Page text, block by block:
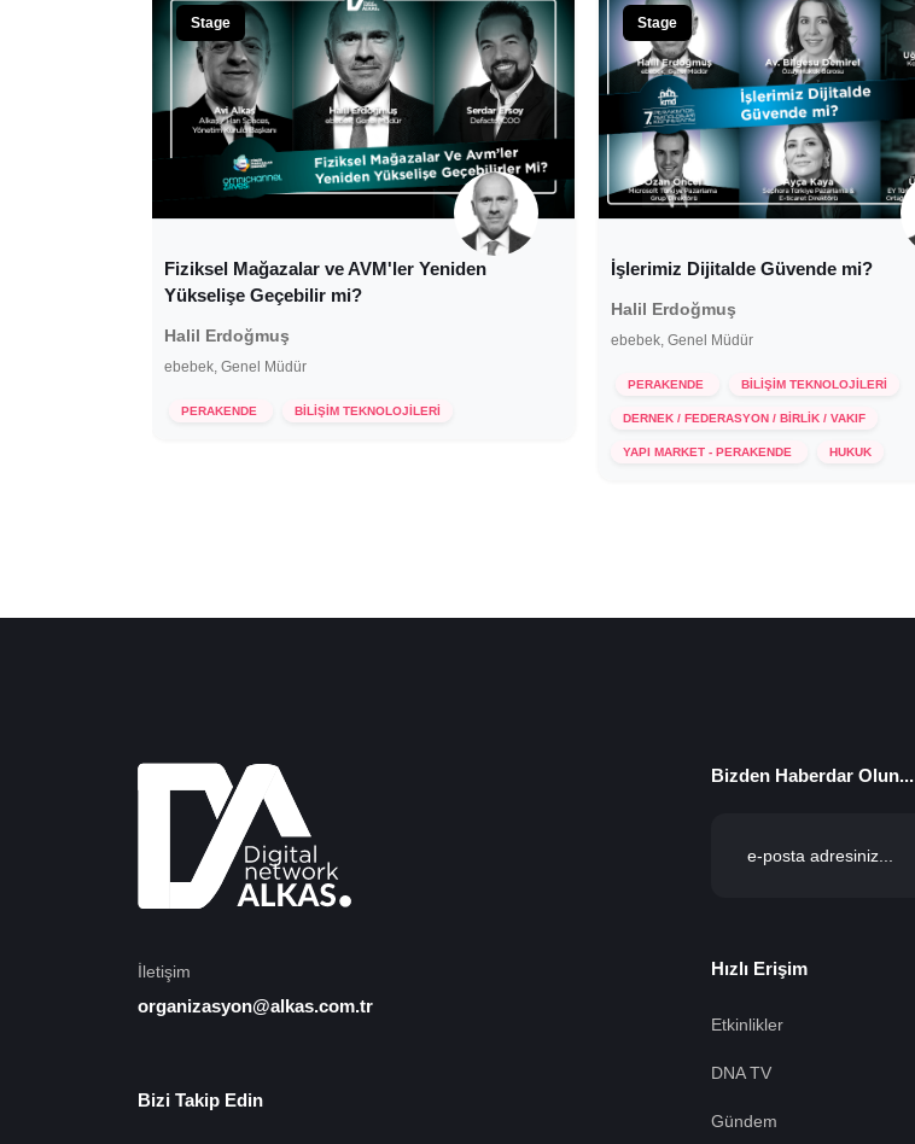
Stage
Fiziksel Mağazalar ve AVM'ler Yeniden
Yükselişe Geçebilir mi?
Halil Erdoğmuş
ebebek, Genel Müdür
PERAKENDE BİLİŞİM TEKNOLOJİLERİ
Stage
İşlerimiz Dijitalde Güvende mi?
Halil Erdoğmuş
ebebek, Genel Müdür
PERAKENDE BİLİŞİM TEKNOLOJİLERİ
DERNEK / FEDERASYON / BİRLİK / VAKIF
YAPI MARKET - PERAKENDE HUKUK
İletişim
organizasyon@alkas.com.tr
Bizi Takip Edin
Bizden Haberdar Olun...
Hızlı Erişim
Etkinlikler
DNA TV
Gündem